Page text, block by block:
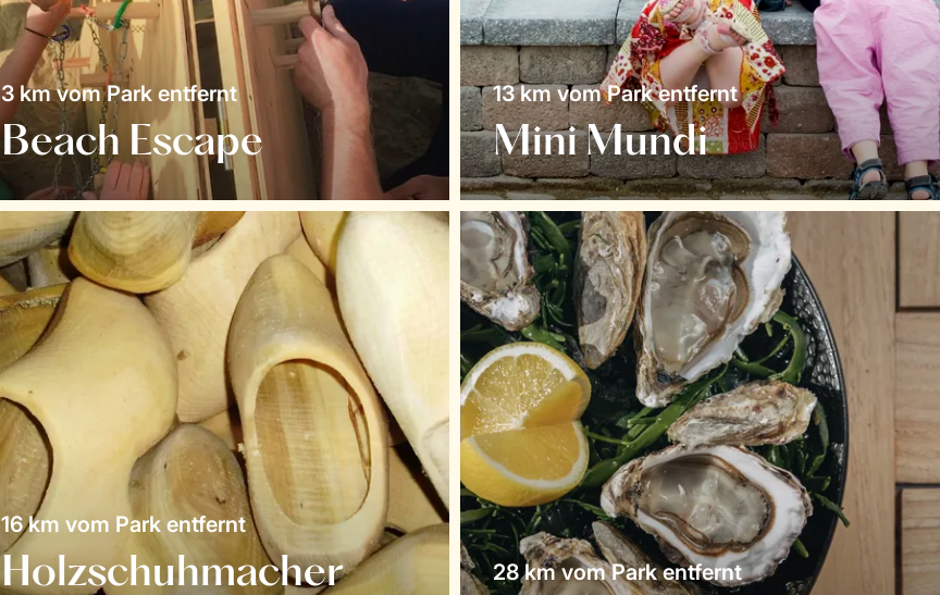
Beach Escape
3 km vom Park entfernt
Mini Mundi
13 km vom Park entfernt
Holzschuhmacher
16 km vom Park entfernt
28 km vom Park entfernt